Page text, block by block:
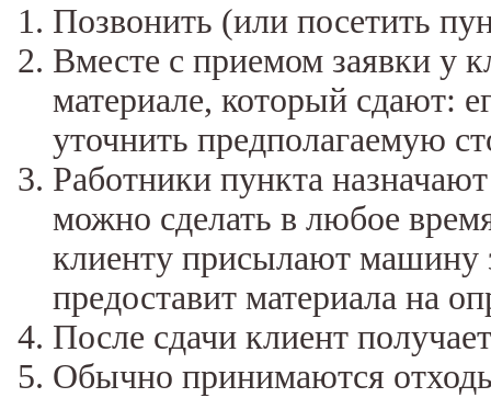
Позвонить (или посетить
Вместе с приемом заявки у
материале, который сдают:
уточнить предполагаемую
Работники пункта
можно сделать в любое
клиенту присылают машину
предоставит материала на
После сдачи клиент
Обычно принимаются